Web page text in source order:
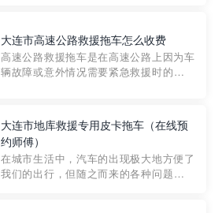
细解析一下市区事故救援拖车的收费标
准，以及在选用拖车服务时应注...
大连市高速公路救援拖车怎么收费
高速公路救援拖车是在高速公路上因为车
辆故障或意外情况需要紧急救援时的必备
路救援拖车的收费标准是由当地交通管理
部门制定的。起步价通...
大连市地库救援专用皮卡拖车（在线预
约师傅）
在城市生活中，汽车的出现极大地方便了
我们的出行，但随之而来的各种问题也让